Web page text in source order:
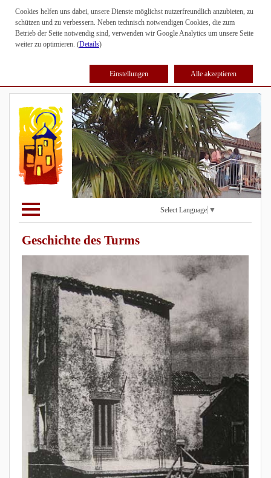
Cookies helfen uns dabei, unsere Dienste möglichst nutzerfreundlich anzubieten, zu
schützen und zu verbessern. Neben technisch notwendigen Cookies, die zum
Betrieb der Seite notwendig sind, verwenden wir Google Analytics um unsere Seite
weiter zu optimieren. (Details)
Einstellungen Alle akzeptieren
Select Language ▼
Geschichte des Turms